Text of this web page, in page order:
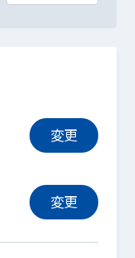
変更
変更